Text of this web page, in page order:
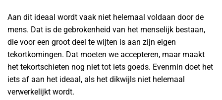
Aan dit ideaal wordt vaak niet helemaal voldaan door de
mens. Dat is de gebrokenheid van het menselijk bestaan,
die voor een groot deel te wijten is aan zijn eigen
tekortkomingen. Dat moeten we accepteren, maar maakt
het tekortschieten nog niet tot iets goeds. Evenmin doet het
iets af aan het ideaal, als het dikwijls niet helemaal
verwerkelijkt wordt.